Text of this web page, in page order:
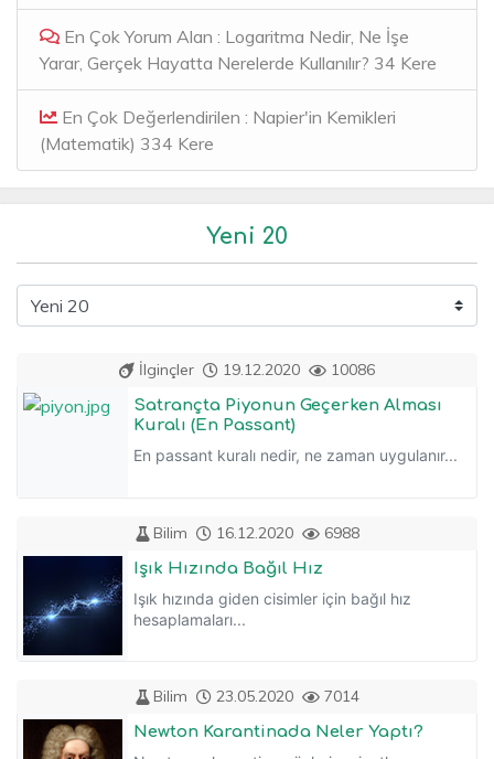
En Çok Yorum Alan : Logaritma Nedir, Ne İşe
Yarar, Gerçek Hayatta Nerelerde Kullanılır? 34 Kere
En Çok Değerlendirilen : Napier'in Kemikleri
(Matematik) 334 Kere
Yeni 20
İlginçler 19.12.2020 10086
Satrançta Piyonun Geçerken Alması
Kuralı (En Passant)
En passant kuralı nedir, ne zaman uygulanır...
Bilim 16.12.2020 6988
Işık Hızında Bağıl Hız
Işık hızında giden cisimler için bağıl hız
hesaplamaları...
Bilim 23.05.2020 7014
Newton Karantinada Neler Yaptı?